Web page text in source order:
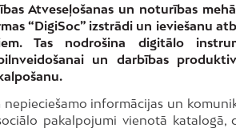
Atveseļošanas un noturības
“DigiSoc” izstrādi un ieviešanu
Tas nodrošina digitālo
un darbības
informācijas un
pakalpojumi vienotā katalogā,